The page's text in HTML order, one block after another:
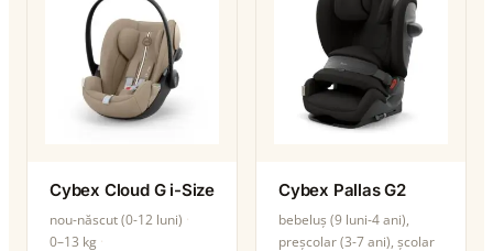
Cybex Cloud G i-Size
nou-născut (0-12 luni)
0–13 kg
Cybex Pallas G2
bebeluș (9 luni-4 ani),
preșcolar (3-7 ani), școlar